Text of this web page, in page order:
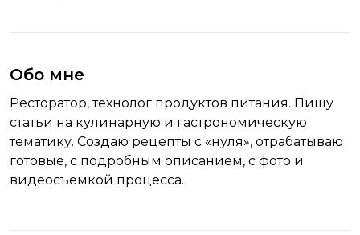
Обо мне
Ресторатор, технолог продуктов питания. Пишу
статьи на кулинарную и гастрономическую
тематику. Создаю рецепты с «нуля», отрабатываю
готовые, с подробным описанием, с фото и
видеосъемкой процесса.